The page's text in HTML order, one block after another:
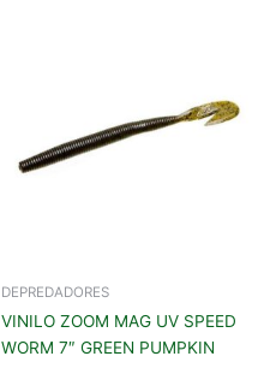
DEPREDADORES
VINILO ZOOM MAG UV SPEED
WORM 7″ GREEN PUMPKIN